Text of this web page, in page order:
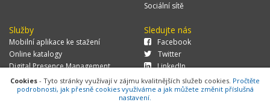
Sociální sítě
Služby
Mobilní aplikace ke stažení
Online katalogy
Digital Presence Management
Více zákazníků
Sledujte nás
Facebook
Twitter
LinkedIn
Cookies - Tyto stránky využívají v zájmu kvalitnějších služeb cookies. Pročtěte
podrobnosti, jak přesně cookies využíváme a jak můžete změnit příslušná
nastavení.